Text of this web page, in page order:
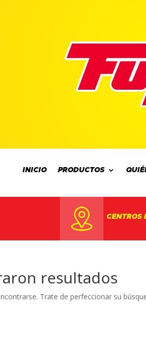
INICIO PRODUCTOS
CENTROS
resultados
Trate de perfeccionar su